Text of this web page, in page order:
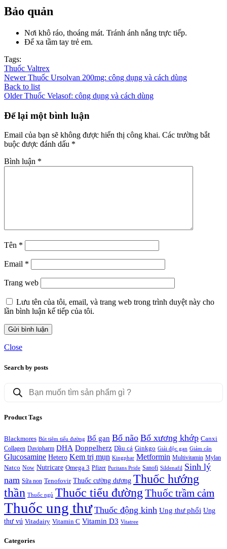
Bảo quản
Nơi khô ráo, thoáng mát. Tránh ánh nắng trực tiếp.
Để xa tầm tay trẻ em.
Tags:
Thuốc Valtrex
Newer Thuốc Ursolvan 200mg: công dụng và cách dùng
Back to list
Older Thuốc Velasof: công dụng và cách dùng
Để lại một bình luận
Email của bạn sẽ không được hiển thị công khai. Các trường bắt
buộc được đánh dấu *
Bình luận *
Tên *
Email *
Trang web
Lưu tên của tôi, email, và trang web trong trình duyệt này cho
lần bình luận kế tiếp của tôi.
Close
Search by posts
Products
search
Product Tags
Blackmores Bút tiêm tiểu đường Bổ gan Bổ não Bổ xương khớp Canxi
Collagen Davipharm DHA Doppelherz Dầu cá Ginkgo Giải độc gan Giảm cân
Glucosamine Hetero Kem trị mụn Kingphar Metformin Multivitamin Mylan
Natco Now Nutricare Omega 3 Pfizer Puritans Pride Sanofi Sildenafil Sinh lý
nam Sữa non Tenofovir Thuốc cường dương Thuốc hướng
thần Thuốc ngủ Thuốc tiểu đường Thuốc trầm cảm
Thuốc ung thư Thuốc động kinh Ung thư phổi Ung
thư vú Vitadairy Vitamin C Vitamin D3 Vitatree
Categories